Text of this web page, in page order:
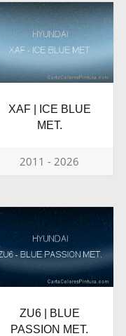
XAF | ICE BLUE
MET.
2011 - 2026
ZU6 | BLUE
PASSION MET.